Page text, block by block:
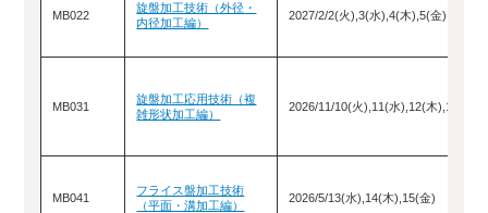
MB022
旋盤加工技術（外径・
内径加工編）
2027/2/2(火),3(水),4(木),5(金)
MB031
旋盤加工応用技術（複
雑形状加工編）
2026/11/10(火),11(水),12(木),13(金)
MB041
フライス盤加工技術
（平面・溝加工編）
2026/5/13(水),14(木),15(金)